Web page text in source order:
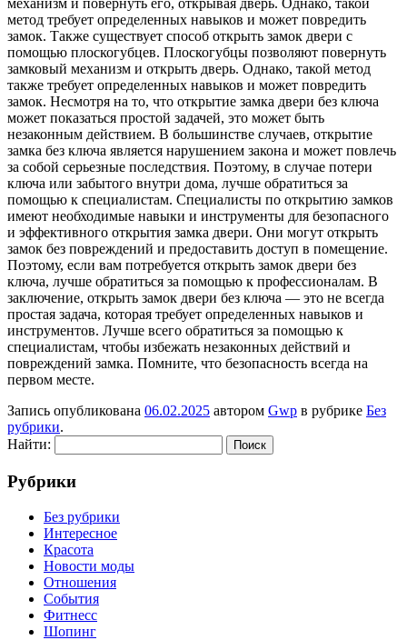
механизм и повернуть его, открывая дверь. Однако, такой
метод требует определенных навыков и может повредить
замок. Также существует способ открыть замок двери с
помощью плоскогубцев. Плоскогубцы позволяют повернуть
замковый механизм и открыть дверь. Однако, такой метод
также требует определенных навыков и может повредить
замок. Несмотря на то, что открытие замка двери без ключа
может показаться простой задачей, это может быть
незаконным действием. В большинстве случаев, открытие
замка без ключа является нарушением закона и может повлечь
за собой серьезные последствия. Поэтому, в случае потери
ключа или забытого внутри дома, лучше обратиться за
помощью к специалистам. Специалисты по открытию замков
имеют необходимые навыки и инструменты для безопасного
и эффективного открытия замка двери. Они могут открыть
замок без повреждений и предоставить доступ в помещение.
Поэтому, если вам потребуется открыть замок двери без
ключа, лучше обратиться за помощью к профессионалам. В
заключение, открыть замок двери без ключа — это не всегда
простая задача, которая требует определенных навыков и
инструментов. Лучше всего обратиться за помощью к
специалистам, чтобы избежать незаконных действий и
повреждений замка. Помните, что безопасность всегда на
первом месте.
Запись опубликована 06.02.2025 автором Gwp в рубрике Без
рубрики.
Найти:
Рубрики
Без рубрики
Интересное
Красота
Новости моды
Отношения
События
Фитнесс
Шопинг